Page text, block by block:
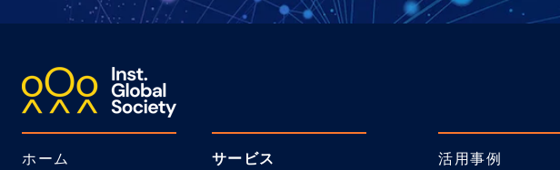
ホーム
サービス
活用事例